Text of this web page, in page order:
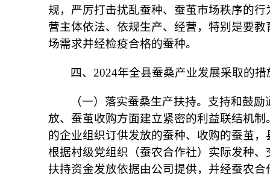
规，严厉打击扰乱蚕种、蚕茧市场秩序的
营主体依法、依规生产、经营，特别是要
场需求并经检疫合格的蚕种。
四、2024年全县蚕桑产业发展采取的措
（一）落实蚕桑生产扶持。支持和鼓
放、蚕茧收购方面建立紧密的利益联结机
的企业组织订供发放的蚕种、收购的蚕茧
根据村级党组织（蚕农合作社）实际发种
扶持资金发放依据由公司提供，并经蚕农